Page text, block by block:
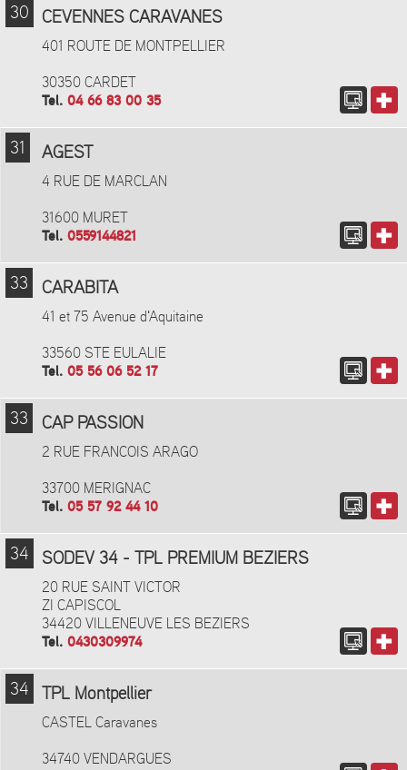
30 CEVENNES CARAVANES
401 ROUTE DE MONTPELLIER
30350 CARDET
Tel. 04 66 83 00 35
31 AGEST
4 RUE DE MARCLAN
31600 MURET
Tel. 0559144821
33 CARABITA
41 et 75 Avenue d'Aquitaine
33560 STE EULALIE
Tel. 05 56 06 52 17
33 CAP PASSION
2 RUE FRANCOIS ARAGO
33700 MERIGNAC
Tel. 05 57 92 44 10
34 SODEV 34 - TPL PREMIUM BEZIERS
20 RUE SAINT VICTOR
ZI CAPISCOL
34420 VILLENEUVE LES BEZIERS
Tel. 0430309974
34 TPL Montpellier
CASTEL Caravanes
34740 VENDARGUES